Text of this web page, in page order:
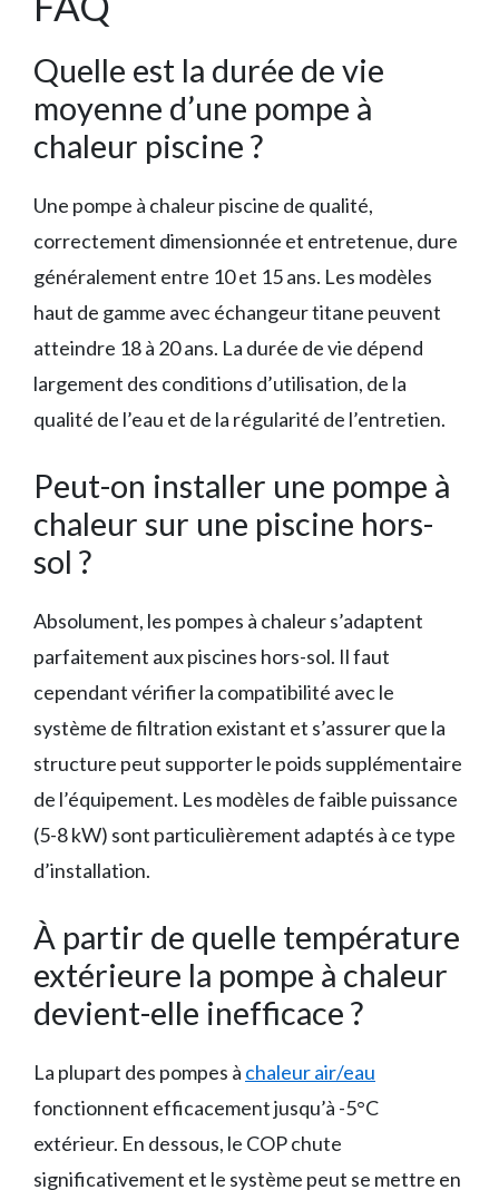
Quelle est la durée de vie
moyenne d’une pompe à
chaleur piscine ?
Une pompe à chaleur piscine de qualité,
correctement dimensionnée et entretenue, dure
généralement entre 10 et 15 ans. Les modèles
haut de gamme avec échangeur titane peuvent
atteindre 18 à 20 ans. La durée de vie dépend
largement des conditions d’utilisation, de la
qualité de l’eau et de la régularité de l’entretien.
Peut-on installer une pompe à
chaleur sur une piscine hors-
sol ?
Absolument, les pompes à chaleur s’adaptent
parfaitement aux piscines hors-sol. Il faut
cependant vérifier la compatibilité avec le
système de filtration existant et s’assurer que la
structure peut supporter le poids supplémentaire
de l’équipement. Les modèles de faible puissance
(5-8 kW) sont particulièrement adaptés à ce type
d’installation.
À partir de quelle température
extérieure la pompe à chaleur
devient-elle inefficace ?
La plupart des pompes à chaleur air/eau
fonctionnent efficacement jusqu’à -5°C
extérieur. En dessous, le COP chute
significativement et le système peut se mettre en